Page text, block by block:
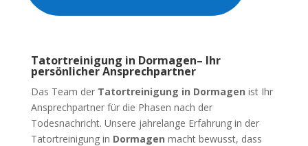
Tatortreinigung in Dormagen– Ihr
persönlicher Ansprechpartner
Das Team der Tatortreinigung in Dormagen ist Ihr
Ansprechpartner für die Phasen nach der
Todesnachricht. Unsere jahrelange Erfahrung in der
Tatortreinigung in Dormagen macht bewusst, dass